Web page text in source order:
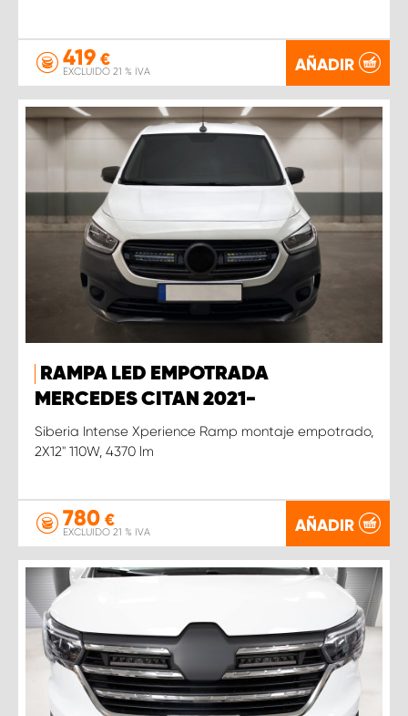
419 €
EXCLUIDO 21 % IVA AÑADIR
RAMPA LED EMPOTRADA
MERCEDES CITAN 2021-
Siberia Intense Xperience Ramp montaje empotrado,
2X12'' 110W, 4370 lm
780 €
EXCLUIDO 21 % IVA AÑADIR